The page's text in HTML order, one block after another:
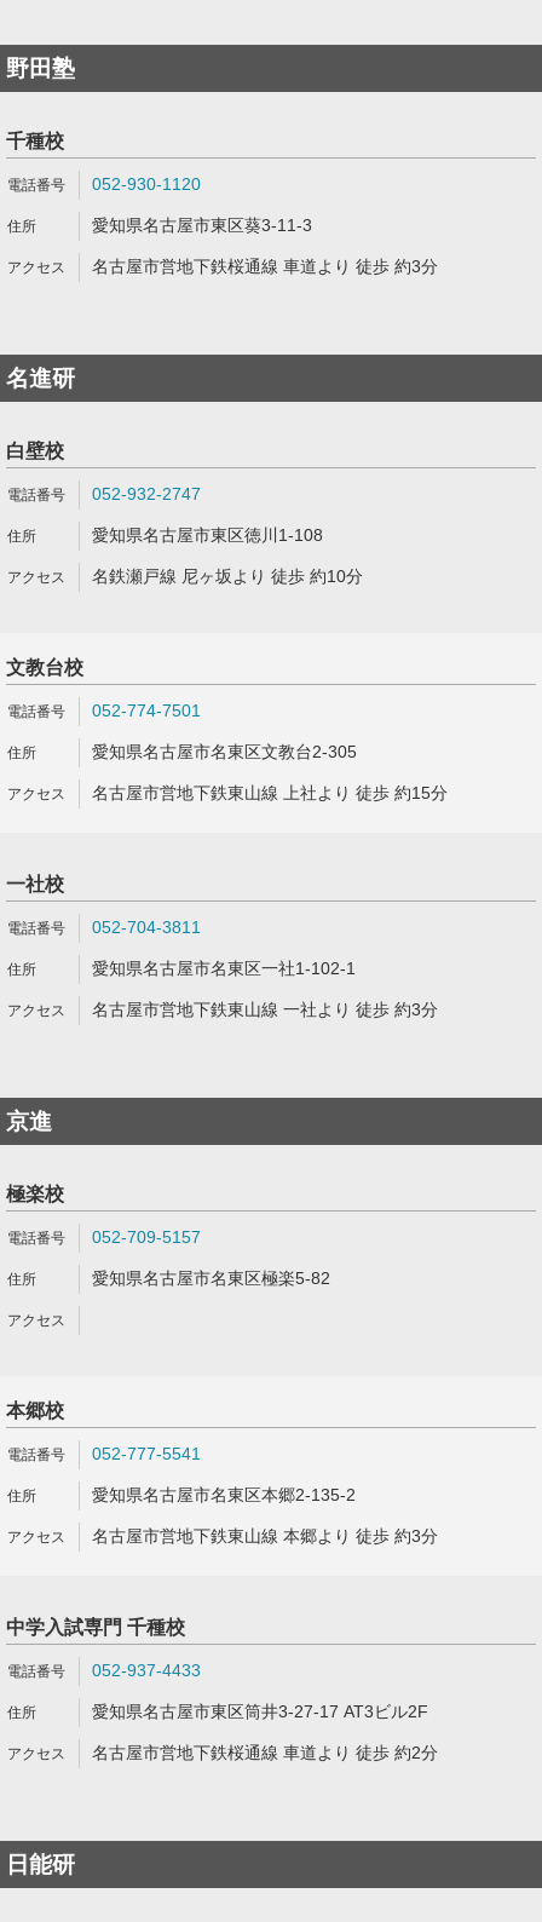
野田塾
千種校
052-930-1120
愛知県名古屋市東区葵3-11-3
名古屋市営地下鉄桜通線 車道より 徒歩 約3分
名進研
白壁校
052-932-2747
愛知県名古屋市東区徳川1-108
名鉄瀬戸線 尼ヶ坂より 徒歩 約10分
文教台校
052-774-7501
愛知県名古屋市名東区文教台2-305
名古屋市営地下鉄東山線 上社より 徒歩 約15分
一社校
052-704-3811
愛知県名古屋市名東区一社1-102-1
名古屋市営地下鉄東山線 一社より 徒歩 約3分
京進
極楽校
052-709-5157
愛知県名古屋市名東区極楽5-82
本郷校
052-777-5541
愛知県名古屋市名東区本郷2-135-2
名古屋市営地下鉄東山線 本郷より 徒歩 約3分
中学入試専門 千種校
052-937-4433
愛知県名古屋市東区筒井3-27-17 AT3ビル2F
名古屋市営地下鉄桜通線 車道より 徒歩 約2分
日能研